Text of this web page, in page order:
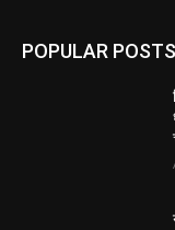
POPULAR POSTS